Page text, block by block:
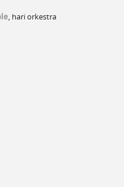
, hari orkestra